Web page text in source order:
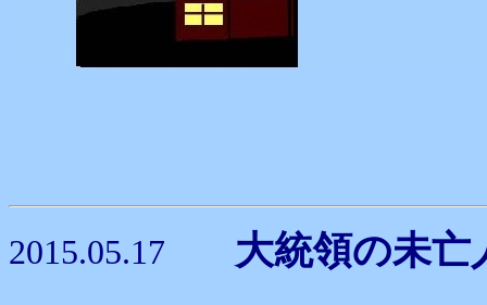
2015.05.17 大統領の未